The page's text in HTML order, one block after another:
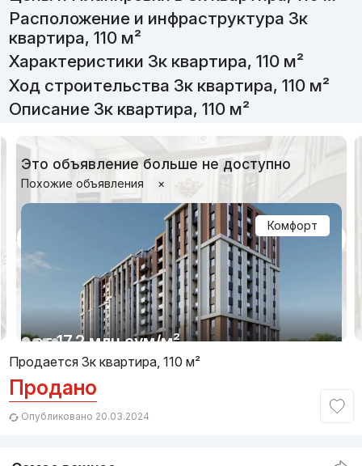
Расположение и инфраструктура 3к
квартира, 110 м²
Характеристики 3к квартира, 110 м²
Ход строительства 3к квартира, 110 м²
Описание 3к квартира, 110 м²
Это объявление больше не доступно
Похожие объявления ×
Комфорт
от17.2 млн сум/м²
Сдача 1кв 2027
ЖК «Afsona Residense»
Продается 3к квартира, 110 м²
Продано
Опубликовано 20.03.2024